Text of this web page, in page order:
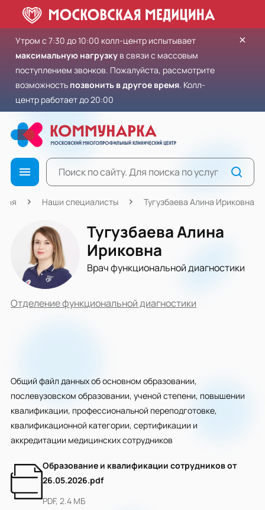
Утром с 7:30 до 10:00 колл-центр испытывает
максимальную нагрузку в связи с массовым
поступлением звонков. Пожалуйста, рассмотрите
возможность позвонить в другое время. Колл-
центр работает до 20:00
×
Наши специалисты Тугузбаева Алина Ириковна
Тугузбаева Алина
Ириковна
Врач функциональной диагностики
Отделение функциональной диагностики
Общий файл данных об основном образовании,
послевузовском образовании, ученой степени, повышении
квалификации, профессиональной переподготовке,
квалификационной категории, сертификации и
аккредитации медицинских сотрудников
Образование и квалификации сотрудников от
26.05.2026.pdf
PDF, 2.4 МБ